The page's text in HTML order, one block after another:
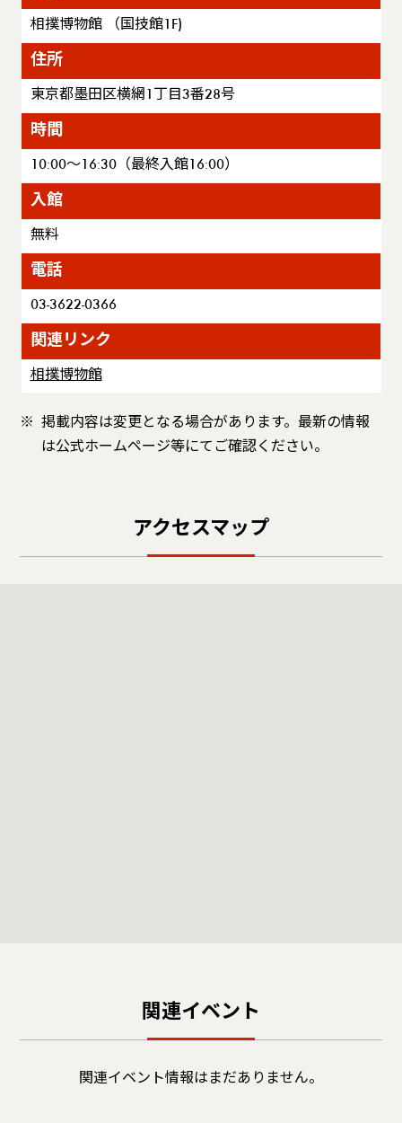
相撲博物館 （国技館1F)
住所
東京都墨田区横網1丁目3番28号
時間
10:00～16:30（最終入館16:00）
入館
無料
電話
03-3622-0366
関連リンク
相撲博物館
掲載内容は変更となる場合があります。最新の情報
は公式ホームページ等にてご確認ください。
アクセスマップ
関連イベント
関連イベント情報はまだありません。